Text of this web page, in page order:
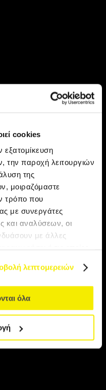
cookies
εξατομίκευση
την παροχή λειτουργιών
της
μοιραζόμαστε
τρόπο που
με συνεργάτες
και αναλύσεων, οι
με άλλες
λεπτομερειών
όλα
Ινδία
στη Νότια